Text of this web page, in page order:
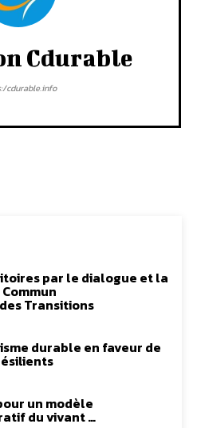
Cdurable
cdurable.info
par le dialogue et la
Transitions
durable en faveur de
un modèle
du vivant …